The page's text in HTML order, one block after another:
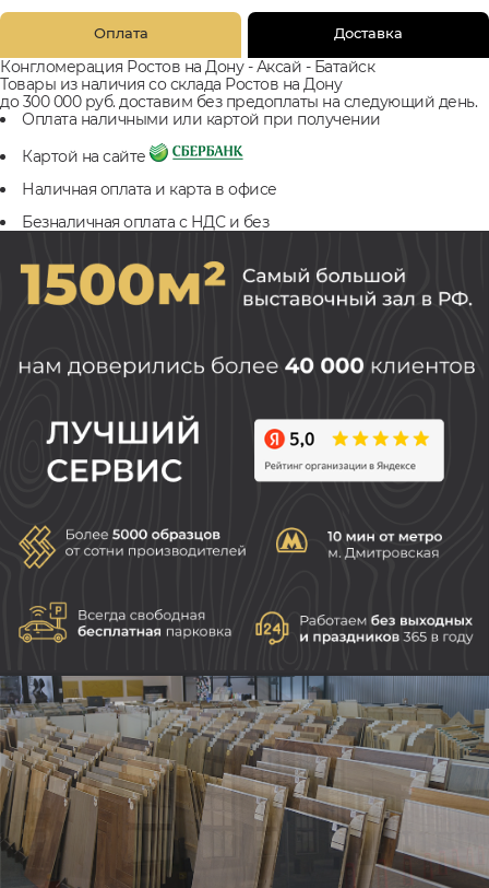
Оплата Доставка
Конгломерация Ростов на Дону - Аксай - Батайск
Товары из наличия со склада Ростов на Дону
до 300 000 руб. доставим без предоплаты на следующий день.
Оплата наличными или картой при получении
Картой на сайте
Наличная оплата и карта в офисе
Безналичная оплата с НДС и без